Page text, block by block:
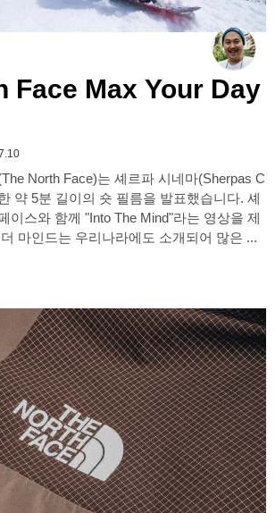
Face Max Your Day
North Face)는 셰르파 시네마(Sherpas C
약 5분 길이의 숏 필름을 발표했습니다. 셰
이스와 함께 "Into The Mind"라는 영상을 제
마인드는 우리나라에도 소개되어 많은 ...